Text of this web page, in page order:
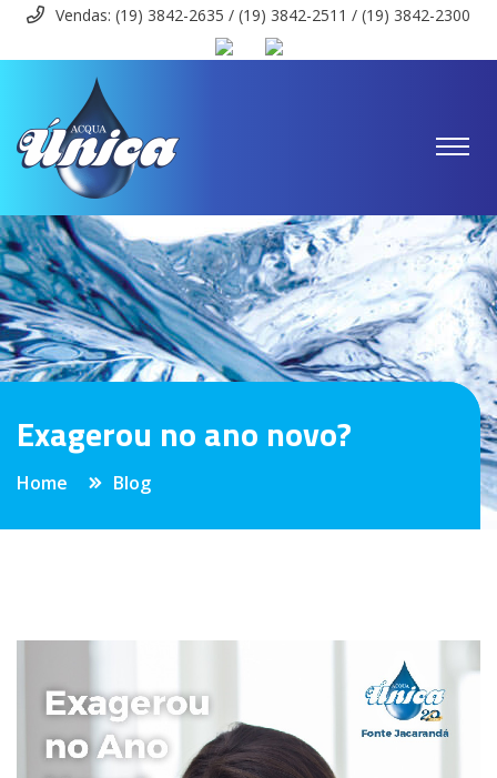
Vendas: (19) 3842-2635 / (19) 3842-2511 / (19) 3842-2300
Exagerou no ano novo?
Home Blog